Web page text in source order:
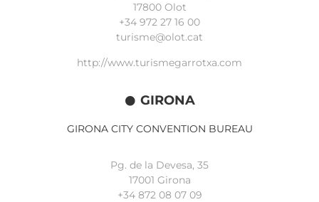
17800 Olot
+34 972 27 16 00
turisme@olot.cat
http://www.turismegarrotxa.com
GIRONA
GIRONA CITY CONVENTION BUREAU
Pg. de la Devesa, 35
17001 Girona
+34 872 08 07 09